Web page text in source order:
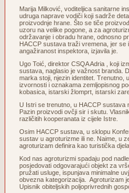
Marija Milković, voditeljica sanitarne
udruga naprave vodiči koji sadrže
proizvodnje hrane. Što se tiče
uzoru na velike pogone, a za
održavanje i obradu hrane, odnosno
HACCP sustava traži vremena, jer se
angažiranost inspektora, izjavila je.
Ugo Toić, direktor CSQA Adria , koji
sustava, naglasio je važnost branda.
marka stoji, njezin identitet. Trenutno,
izvornosti i oznakama zemljopisnog
kobasica, istarski žlomprt, istarski
U Istri se trenutno, u HACCP sustava
Pazin proizvodi ovčji sir i skutu.
različitih kooperanata iz cijele Istre.
Osim HACCP sustava, u sklopu
sustav u agroturizme ili ne. Naime, u
agroturizam definira kao turistička
Kod nas agroturizmi spadaju pod
posjedovati odgovarajući objekt za
pružati usluge, ispunjava minimalne
obvezna kategorizacija. Agroturizam
Upisnik obiteljskih poljoprivrednih